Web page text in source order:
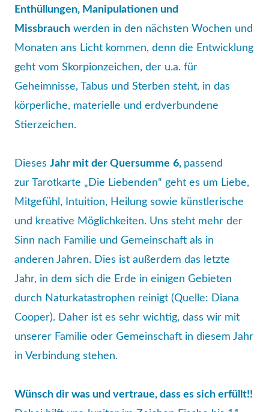
Enthüllungen, Manipulationen und
Missbrauch werden in den nächsten Wochen und
Monaten ans Licht kommen, denn die Entwicklung
geht vom Skorpionzeichen, der u.a. für
Geheimnisse, Tabus und Sterben steht, in das
körperliche, materielle und erdverbundene
Stierzeichen.
DiesesJahr mit der Quersumme 6, passend
zur Tarotkarte „Die Liebenden“ geht es um Liebe,
Mitgefühl, Intuition, Heilung sowie künstlerische
und kreative Möglichkeiten. Uns steht mehr der
Sinn nach Familie und Gemeinschaft als in
anderen Jahren. Dies ist außerdem das letzte
Jahr, in dem sich die Erde in einigen Gebieten
durch Naturkatastrophen reinigt (Quelle: Diana
Cooper). Daher ist es sehr wichtig, dass wir mit
unserer Familie oder Gemeinschaft in diesem Jahr
in Verbindung stehen.
Wünsch dir was und vertraue, dass es sich erfüllt!!